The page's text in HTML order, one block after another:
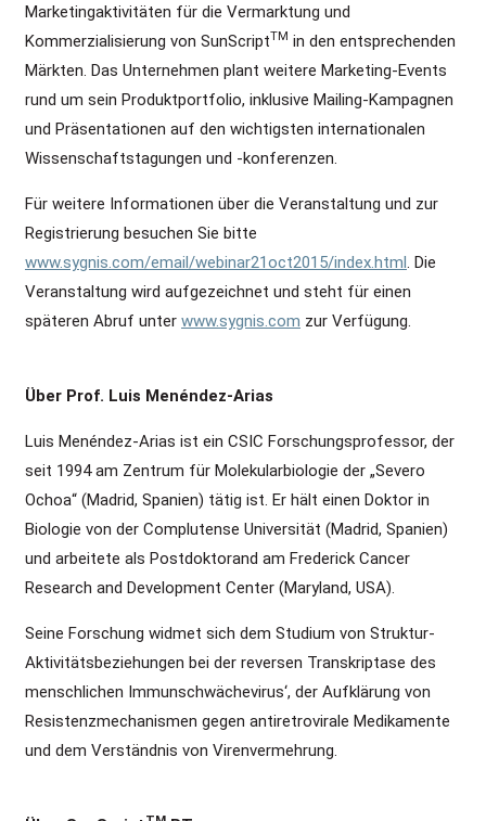
Marketingaktivitäten für die Vermarktung und
Kommerzialisierung von SunScriptTM in den entsprechenden
Märkten. Das Unternehmen plant weitere Marketing-Events
rund um sein Produktportfolio, inklusive Mailing-Kampagnen
und Präsentationen auf den wichtigsten internationalen
Wissenschaftstagungen und -konferenzen.
Für weitere Informationen über die Veranstaltung und zur
Registrierung besuchen Sie bitte
www.sygnis.com/email/webinar21oct2015/index.html. Die
Veranstaltung wird aufgezeichnet und steht für einen
späteren Abruf unter www.sygnis.com zur Verfügung.
Über Prof. Luis Menéndez-Arias
Luis Menéndez-Arias ist ein CSIC Forschungsprofessor, der
seit 1994 am Zentrum für Molekularbiologie der „Severo
Ochoa“ (Madrid, Spanien) tätig ist. Er hält einen Doktor in
Biologie von der Complutense Universität (Madrid, Spanien)
und arbeitete als Postdoktorand am Frederick Cancer
Research and Development Center (Maryland, USA).
Seine Forschung widmet sich dem Studium von Struktur-
Aktivitätsbeziehungen bei der reversen Transkriptase des
menschlichen Immunschwächevirus‘, der Aufklärung von
Resistenzmechanismen gegen antiretrovirale Medikamente
und dem Verständnis von Virenvermehrung.